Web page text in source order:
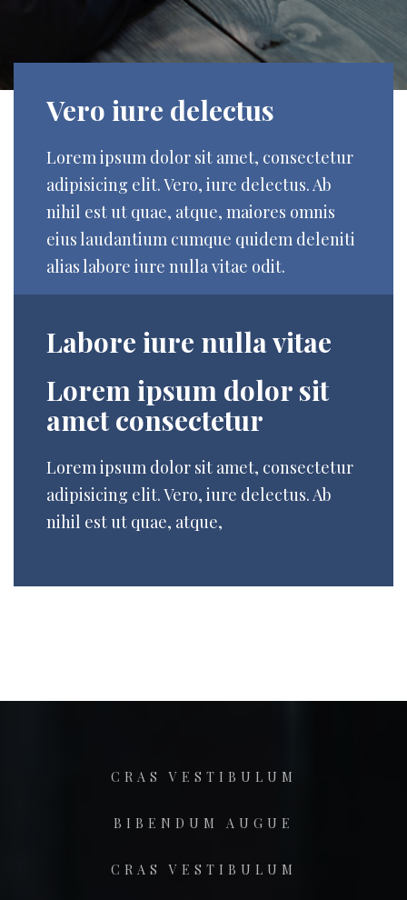
Vero iure delectus
Lorem ipsum dolor sit amet, consectetur
adipisicing elit. Vero, iure delectus. Ab
nihil est ut quae, atque, maiores omnis
eius laudantium cumque quidem deleniti
alias labore iure nulla vitae odit.
Labore iure nulla vitae
Lorem ipsum dolor sit
amet consectetur
Lorem ipsum dolor sit amet, consectetur
adipisicing elit. Vero, iure delectus. Ab
nihil est ut quae, atque,
CRAS VESTIBULUM
BIBENDUM AUGUE
CRAS VESTIBULUM